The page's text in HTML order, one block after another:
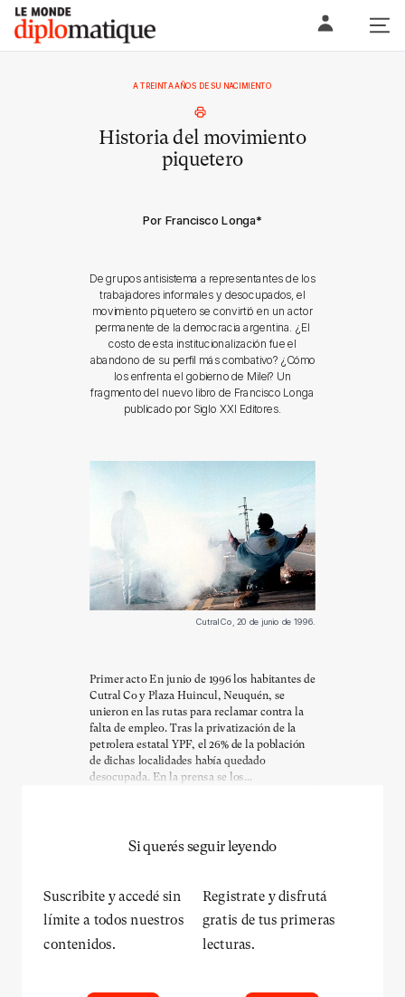
Skip
content
Le monde diplomatique
A TREINTA AÑOS DE SU NACIMIENTO
Historia del movimiento
piquetero
Por Francisco Longa*
De grupos antisistema a representantes de los
trabajadores informales y desocupados, el
movimiento piquetero se convirtió en un actor
permanente de la democracia argentina. ¿El
costo de esta institucionalización fue el
abandono de su perfil más combativo? ¿Cómo
los enfrenta el gobierno de Milei? Un
fragmento del nuevo libro de Francisco Longa
publicado por Siglo XXI Editores.
Cutral Co, 20 de junio de 1996.
Primer acto En junio de 1996 los habitantes de
Cutral Co y Plaza Huincul, Neuquén, se
unieron en las rutas para reclamar contra la
falta de empleo. Tras la privatización de la
petrolera estatal YPF, el 26% de la población
de dichas localidades había quedado
desocupada. En la prensa se los...
Si querés seguir leyendo
Suscribite y accedé sin
límite a todos nuestros
contenidos.
Registrate y disfrutá
gratis de tus primeras
lecturas.